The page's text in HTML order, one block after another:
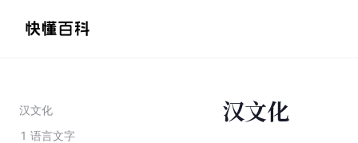
汉文化
1 语言文字
汉文化